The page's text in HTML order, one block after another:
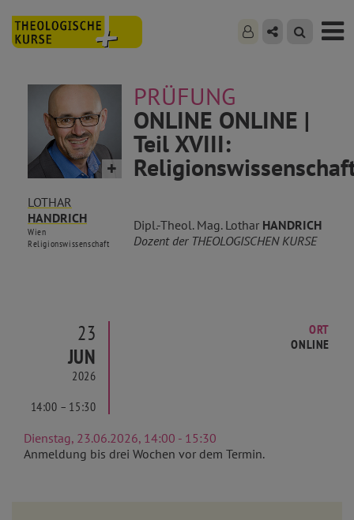
LOTHAR
HANDRICH
Wien
Religionswissenschaft
PRÜFUNG
ONLINE ONLINE |
Teil XVIII:
Dipl.-Theol. Mag. Lothar HANDRICH
Dozent der THEOLOGISCHEN KURSE
23
JUN
2026
14:00 – 15:30
ORT
ONLINE
Dienstag, 23.06.2026, 14:00 - 15:30
Anmeldung bis drei Wochen vor dem Termin.